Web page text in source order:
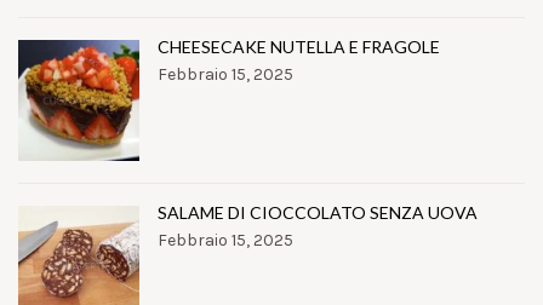
CHEESECAKE NUTELLA E FRAGOLE
Febbraio 15, 2025
SALAME DI CIOCCOLATO SENZA UOVA
Febbraio 15, 2025